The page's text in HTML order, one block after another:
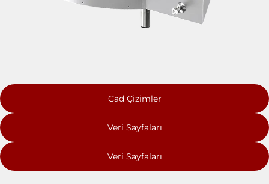
Cad Çizimler
Veri Sayfaları
Veri Sayfaları